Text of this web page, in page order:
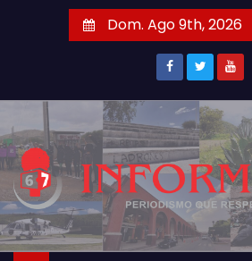
r
a
c
o
Dom. Ago 9th, 2026